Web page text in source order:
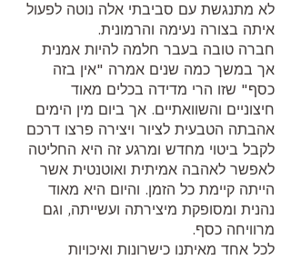
לא מתנגשת עם סביבתי אלה נוטה לפעול
איתה בצורה נעימה והרמונית.
חברה טובה בעבר חלמה להיות אמנית
אך במשך כמה שנים אמרה "אין בזה
כסף" שזו הרי מדידה בכלים מאוד
חיצוניים והשוואתיים. אך ביום מין הימים
אהבתה הטבעית לציור ויצירה פרצו דרכם
לקבל ביטוי מחדש ומרגע זה היא החליטה
לאפשר לאהבה אמיתית ואוטנטית אשר
הייתה קיימת כל הזמן. והיום היא מאוד
נהנית ומסופקת מיצירתה ועשייתה, וגם
מרוויחה כסף.
לכל אחד מאיתנו כישרונות ואיכויות